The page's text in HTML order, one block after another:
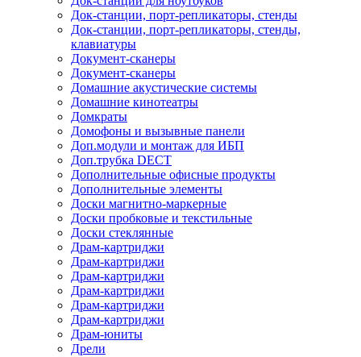
Док-станции, порт-репликаторы, стенды
Док-станции, порт-репликаторы, стенды,
клавиатуры
Документ-сканеры
Документ-сканеры
Домашние акустические системы
Домашние кинотеатры
Домкраты
Домофоны и вызывные панели
Доп.модули и монтаж для ИБП
Доп.трубка DECT
Дополнительные офисные продукты
Дополнительные элементы
Доски магнитно-маркерные
Доски пробковые и текстильные
Доски стеклянные
Драм-картриджи
Драм-картриджи
Драм-картриджи
Драм-картриджи
Драм-картриджи
Драм-картриджи
Драм-юниты
Дрели